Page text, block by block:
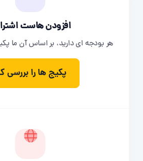
افزودن هاست
هر بودجه ای دارید، بر اساس آن ما
پکیج ها را بررسی